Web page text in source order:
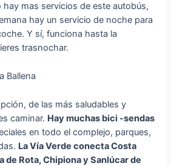
mas servicios de este autobús,
hay un servicio de noche para
Y sí, funciona hasta la
trasnochar.
de las más saludables y
caminar. Hay muchas bici -sendas
en todo el complejo, parques,
La Vía Verde conecta Costa
de Rota, Chipiona y Sanlúcar de